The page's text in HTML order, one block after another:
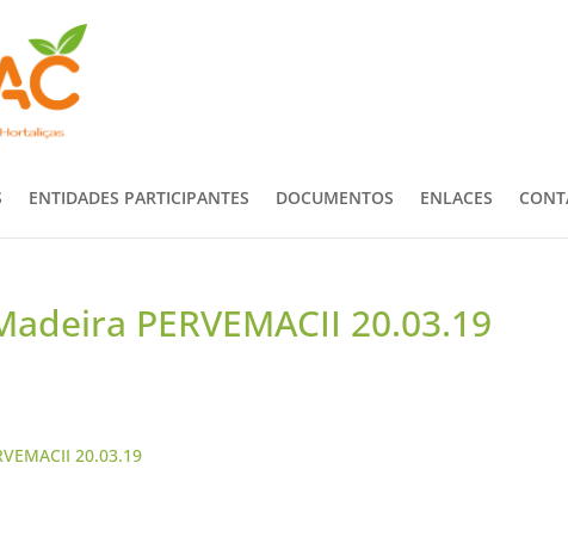
ENTIDADES PARTICIPANTES DOCUMENTOS ENLACES
PERVEMACII 20.03.19
20.03.19